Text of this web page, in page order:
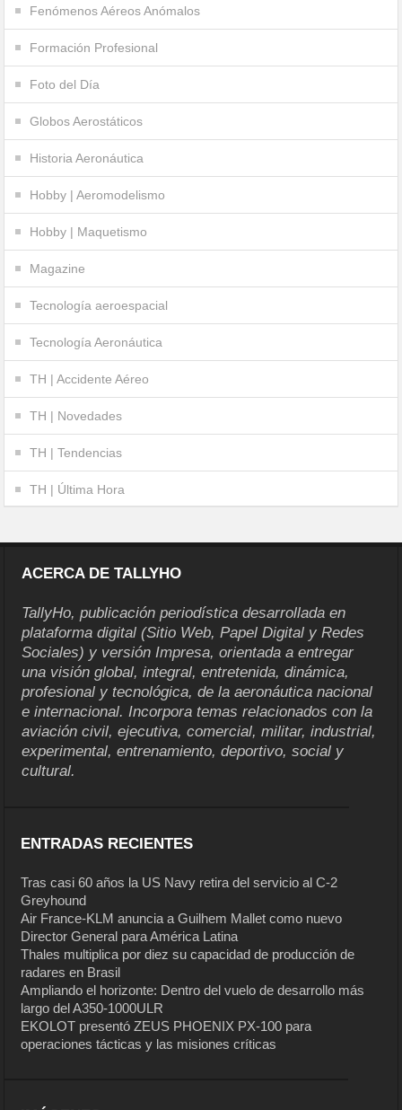
Fenómenos Aéreos Anómalos
Formación Profesional
Foto del Día
Globos Aerostáticos
Historia Aeronáutica
Hobby | Aeromodelismo
Hobby | Maquetismo
Magazine
Tecnología aeroespacial
Tecnología Aeronáutica
TH | Accidente Aéreo
TH | Novedades
TH | Tendencias
TH | Última Hora
ACERCA DE TALLYHO
TallyHo, publicación periodística desarrollada en
plataforma digital (Sitio Web, Papel Digital y Redes
Sociales) y versión Impresa, orientada a entregar
una visión global, integral, entretenida, dinámica,
profesional y tecnológica, de la aeronáutica nacional
e internacional. Incorpora temas relacionados con la
aviación civil, ejecutiva, comercial, militar, industrial,
experimental, entrenamiento, deportivo, social y
cultural.
ENTRADAS RECIENTES
Tras casi 60 años la US Navy retira del servicio al C-2
Greyhound
Air France-KLM anuncia a Guilhem Mallet como nuevo
Director General para América Latina
Thales multiplica por diez su capacidad de producción de
radares en Brasil
Ampliando el horizonte: Dentro del vuelo de desarrollo más
largo del A350-1000ULR
EKOLOT presentó ZEUS PHOENIX PX-100 para
operaciones tácticas y las misiones críticas